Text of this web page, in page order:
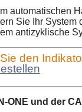
automatischen
Sie Ihr System
antizyklische
den
ONE und der